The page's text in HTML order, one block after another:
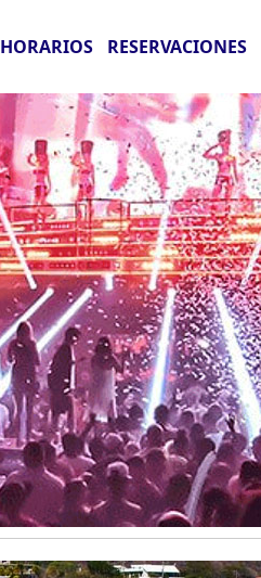
HORARIOS RESERVACIONES